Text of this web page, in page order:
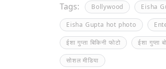
Tags: Bollywood Eisha
Eisha Gupta hot photo
ईशा गुप्ता बिकिनी फोटो ईशा गुप्ता
सोशल मीडिया